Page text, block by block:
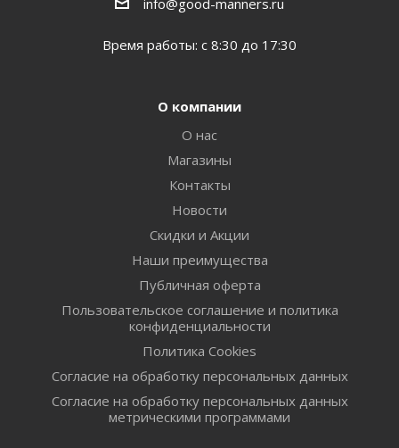
Время работы: с 8:30 до 17:30
О компании
О нас
Магазины
Контакты
Новости
Скидки и Акции
Наши преимущества
Публичная оферта
Пользовательское соглашение и политика
конфиденциальности
Политика Cookies
Согласие на обработку персональных данных
Согласие на обработку персональных данных
метрическими программами